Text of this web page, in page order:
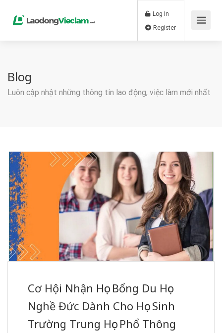
Log In
Blog
Luôn cập nhật những thông tin lao động, việc làm mới nhất
Cơ Hội Nhận Học Bổng Du Học
Nghề Đức Dành Cho Học Sinh
Trường Trung Học Phổ Thông